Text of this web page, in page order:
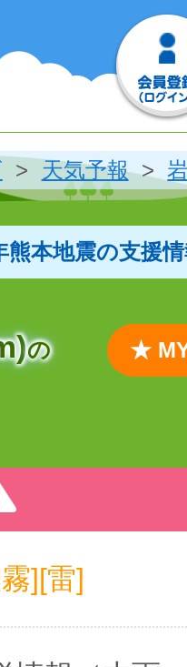
天気予報
熊本地震の支援
の
★
][雷]